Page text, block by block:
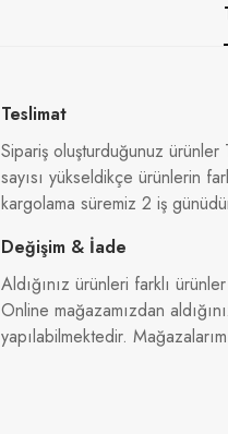
Teslimat
Sipariş oluşturduğunuz
sayısı yükseldikçe ürünlerin
kargolama süremiz 2 iş
Değişim & İade
Aldığınız ürünleri farklı
Online mağazamızdan
yapılabilmektedir.